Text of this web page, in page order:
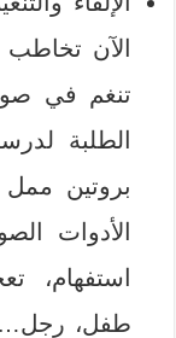
الآن
تنغم في
الطلبة
بروتين
الأدوات
طفل، رجل…